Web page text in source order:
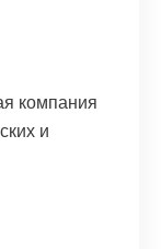
компания
и